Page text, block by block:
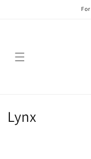
P
Lynx